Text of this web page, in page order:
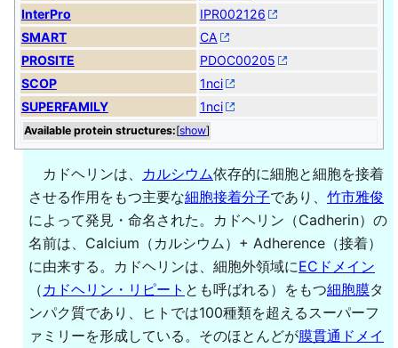
InterPro
IPR002126
SMART
CA
PROSITE
PDOC00205
SCOP
1nci
SUPERFAMILY
1nci
[show]
Available protein structures:
カドヘリンは、 カルシウム依存的に細胞と細胞を接着
させる作用をもつ主要な細胞接着分子であり、 竹市雅俊
によって発見・命名された。カドヘリン（Cadherin）の
名前は、Calcium（カルシウム）+ Adherence（接着）
に由来する。カドヘリンは、細胞外領域にECドメイン
（ カドヘリン・リピート とも呼ばれる）をもつ細胞膜タ
ンパク質であり、ヒトでは100種類を超えるスーパーフ
ァミリーを形成している。そのほとんどが膜貫通ドメイ